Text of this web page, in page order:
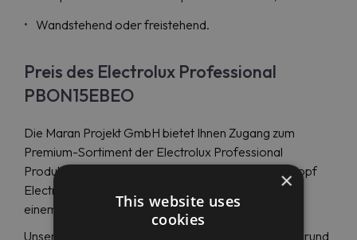
Wandstehend oder freistehend.
Preis des Electrolux Professional
PBON15EBEO
Die Maran Projekt GmbH bietet Ihnen Zugang zum
Premium-Sortiment der Electrolux Professional
Produkte und liefert Ihnen den runden Elektrokochtopf
Electrolux Professional PBON15EBEO (586380) zu
einem attraktiven Preis.
Unser reaktionsschnelles Support-Team steht Ihnen rund
×
This website uses
cookies